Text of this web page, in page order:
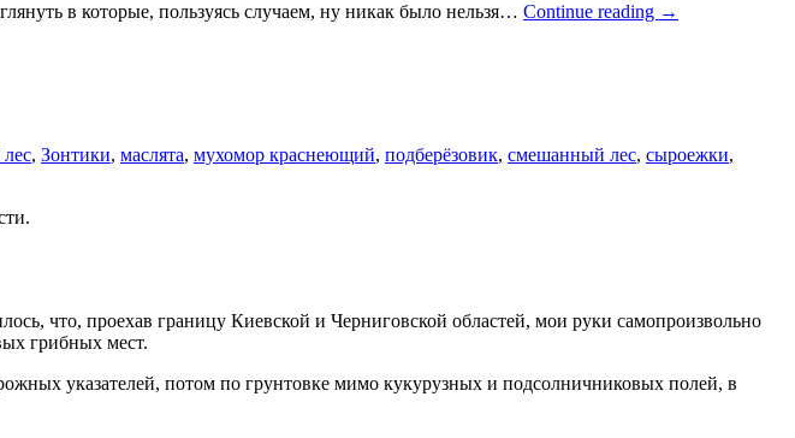
в которые, пользуясь случаем, ну никак было нельзя… Continue reading →
, Зонтики, маслята, мухомор краснеющий, подберёзовик, смешанный лес, сыроежки,
что, проехав границу Киевской и Черниговской областей, мои руки самопроизвольно
грибных мест.
указателей, потом по грунтовке мимо кукурузных и подсолничниковых полей, в